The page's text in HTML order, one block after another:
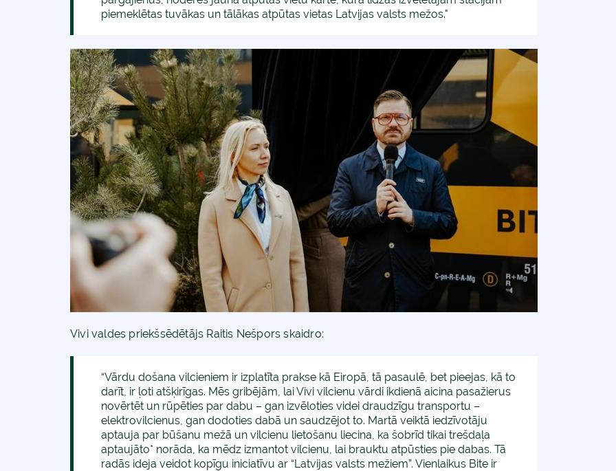
piemeklētas tuvākas un tālākas atpūtas vietas Latvijas valsts mežos."
Vivi valdes priekšsēdētājs Raitis Nešpors skaidro:
“Vārdu došana vilcieniem ir izplatīta prakse kā Eiropā, tā pasaulē, bet pieejas, kā to
darīt, ir ļoti atšķirīgas. Mēs gribējām, lai Vivi vilcienu vārdi ikdienā aicina pasažierus
novērtēt un rūpēties par dabu – gan izvēloties videi draudzīgu transportu –
elektrovilcienus, gan dodoties dabā un saudzējot to. Martā veiktā iedzīvotāju
aptauja par būšanu mežā un vilcienu lietošanu liecina, ka šobrīd tikai trešdaļa
aptaujāto* norāda, ka mēdz izmantot vilcienu, lai brauktu atpūsties pie dabas. Tā
radās ideja veidot kopīgu iniciatīvu ar “Latvijas valsts mežiem”. Vienlaikus Bite ir